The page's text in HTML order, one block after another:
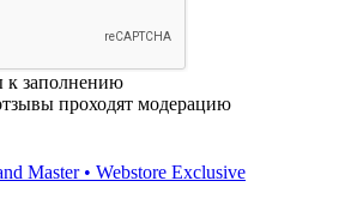
к заполнению
проходят модерацию